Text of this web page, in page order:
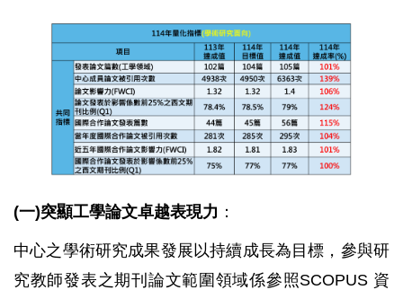
(一)突顯工學論文卓越表現力 ：
中心之學術研究成果發展以持續成長為目標，參與研
究教師發表之期刊論文範圍領域係參照SCOPUS 資